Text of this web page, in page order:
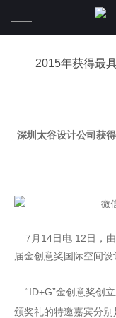
2015年获得最
深圳太谷设计公司获
7月14日电 12日，由
届金创意奖国际空间设
“ID+G”金创意奖创
颁奖礼的特邀嘉宾分